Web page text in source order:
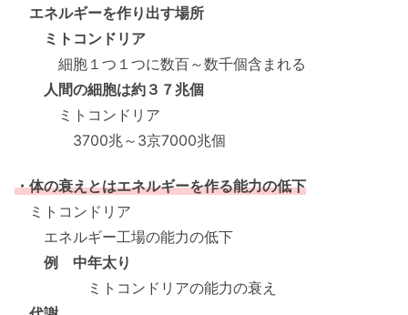
エネルギーを作り出す場所
ミトコンドリア
細胞１つ１つに数百～数千個含まれる
人間の細胞は約３７兆個
ミトコンドリア
3700兆～3京7000兆個
・体の衰えとはエネルギーを作る能力の低下
ミトコンドリア
エネルギー工場の能力の低下
例 中年太り
ミトコンドリアの能力の衰え